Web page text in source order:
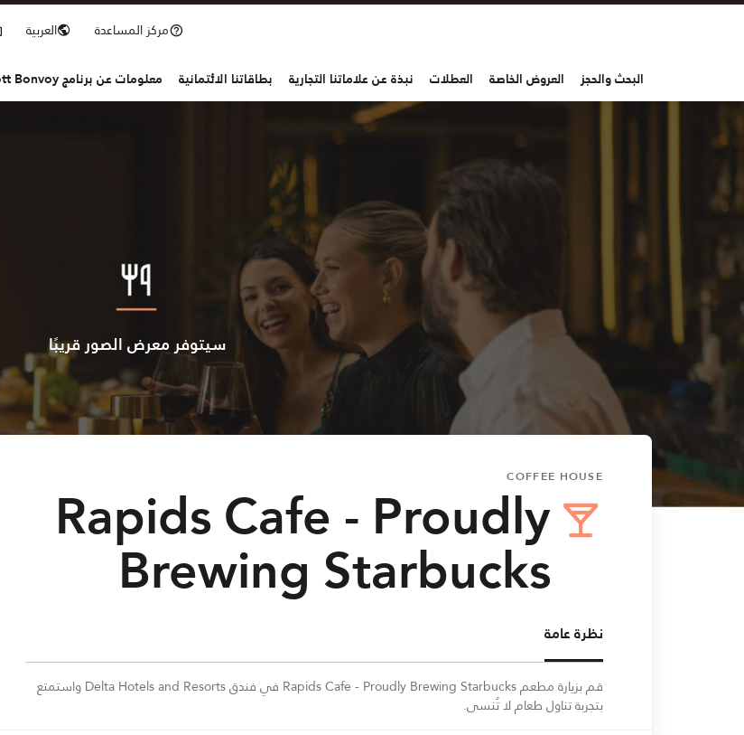
مركز المساعدة العربية
البحث والحجز العروض الخاصة العطلات نبذة عن علاماتنا التجارية بطاقاتنا الائتمانية معلومات عن برنامج Marriott Bonvoy
سيتوفر معرض الصور قريبًا
COFFEE HOUSE
Rapids Cafe - Proudly
Brewing Starbucks
نظرة عامة
قم بزيارة مطعم Rapids Cafe - Proudly Brewing Starbucks في فندق Delta Hotels and Resorts واستمتع
بتجربة تناول طعام لا تُنسى.